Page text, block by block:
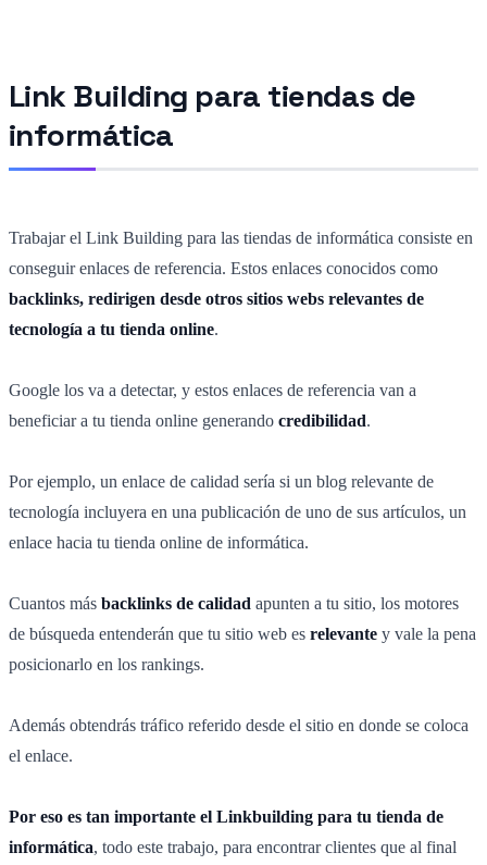
Link Building para tiendas de
informática
Trabajar el Link Building para las tiendas de informática consiste en
conseguir enlaces de referencia. Estos enlaces conocidos como
backlinks, redirigen desde otros sitios webs relevantes de
tecnología a tu tienda online.
Google los va a detectar, y estos enlaces de referencia van a
beneficiar a tu tienda online generando credibilidad.
Por ejemplo, un enlace de calidad sería si un blog relevante de
tecnología incluyera en una publicación de uno de sus artículos, un
enlace hacia tu tienda online de informática.
Cuantos más backlinks de calidad apunten a tu sitio, los motores
de búsqueda entenderán que tu sitio web es relevante y vale la pena
posicionarlo en los rankings.
Además obtendrás tráfico referido desde el sitio en donde se coloca
el enlace.
Por eso es tan importante el Linkbuilding para tu tienda de
informática, todo este trabajo, para encontrar clientes que al final